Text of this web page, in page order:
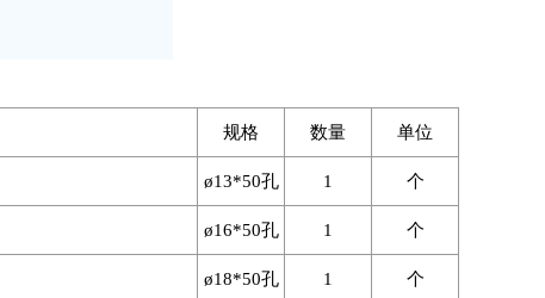
规格 数量 单位
ø13*50孔 1 个
ø16*50孔 1 个
ø18*50孔 1 个